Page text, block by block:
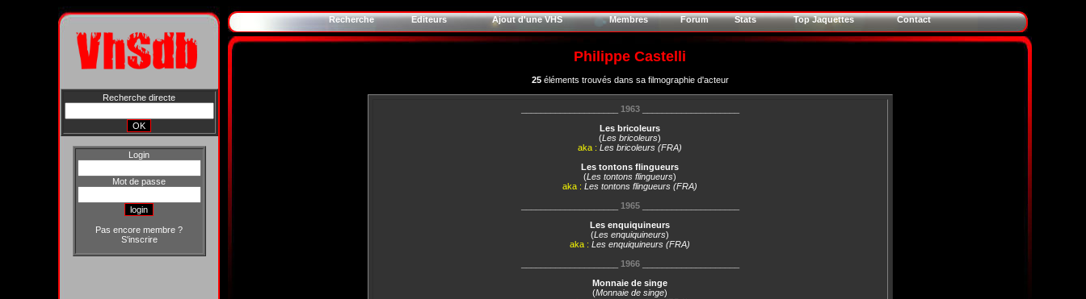
Recherche directe
Login
Mot de passe
Pas encore membre ?
S'inscrire
Recherche Editeurs Ajout d'une VHS Membres Forum Stats Top Jaquettes Contact
Philippe Castelli
25éléments trouvés dans sa filmographie d'acteur
1963____________________
Les bricoleurs
(Les bricoleurs)
aka : Les bricoleurs (FRA)
Les tontons flingueurs
(Les tontons flingueurs)
aka : Les tontons flingueurs (FRA)
1965____________________
Les enquiquineurs
(Les enquiquineurs)
aka : Les enquiquineurs (FRA)
1966____________________
Monnaie de singe
(Monnaie de singe)